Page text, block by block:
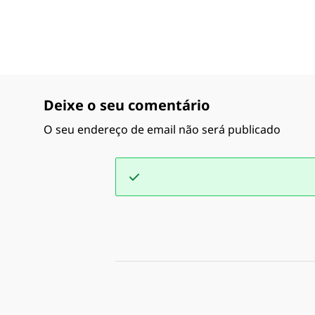
Deixe o seu comentário
O seu endereço de email não será publicado